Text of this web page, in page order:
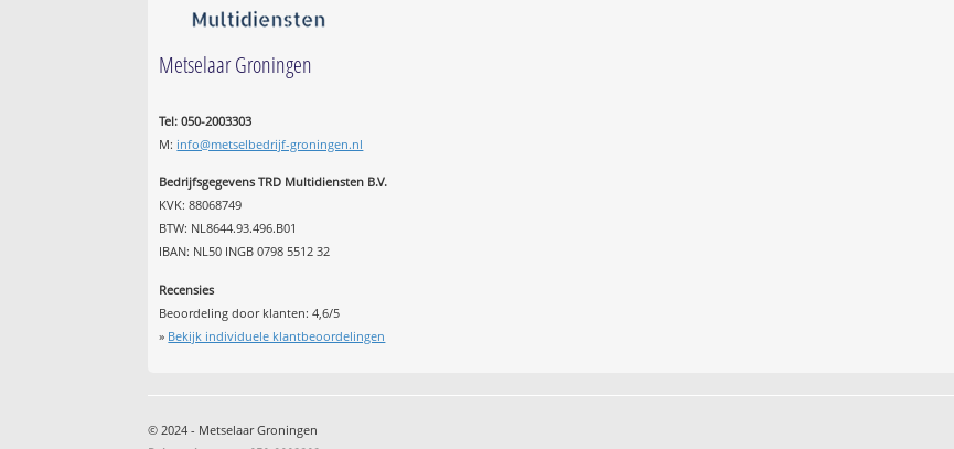
Metselaar Groningen
Tel: 050-2003303
M: info@metselbedrijf-groningen.nl
Bedrijfsgegevens TRD Multidiensten B.V.
KVK: 88068749
BTW: NL8644.93.496.B01
IBAN: NL50 INGB 0798 5512 32
Recensies
Beoordeling door klanten:4,6/5
» Bekijk individuele klantbeoordelingen
© 2024 - Metselaar Groningen